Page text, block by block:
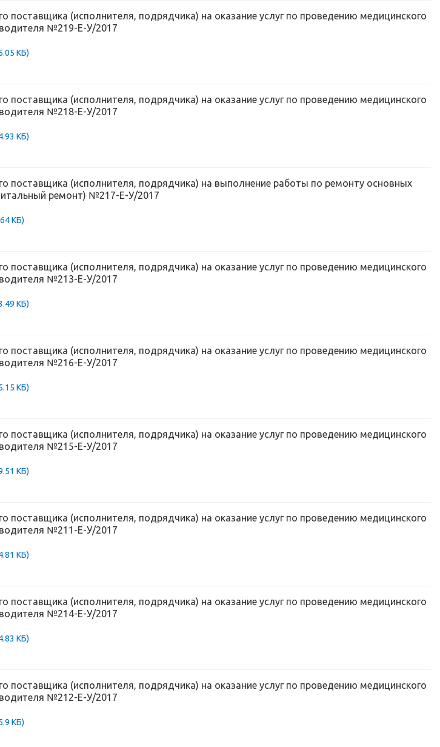
поставщика (исполнителя, подрядчика) на оказание услуг по проведению медицинского
№219-Е-У/2017
КБ)
поставщика (исполнителя, подрядчика) на оказание услуг по проведению медицинского
№218-Е-У/2017
КБ)
поставщика (исполнителя, подрядчика) на выполнение работы по ремонту основных
ремонт) №217-Е-У/2017
КБ)
поставщика (исполнителя, подрядчика) на оказание услуг по проведению медицинского
№213-Е-У/2017
КБ)
поставщика (исполнителя, подрядчика) на оказание услуг по проведению медицинского
№216-Е-У/2017
КБ)
поставщика (исполнителя, подрядчика) на оказание услуг по проведению медицинского
№215-Е-У/2017
КБ)
поставщика (исполнителя, подрядчика) на оказание услуг по проведению медицинского
№211-Е-У/2017
КБ)
поставщика (исполнителя, подрядчика) на оказание услуг по проведению медицинского
№214-Е-У/2017
КБ)
поставщика (исполнителя, подрядчика) на оказание услуг по проведению медицинского
№212-Е-У/2017
КБ)